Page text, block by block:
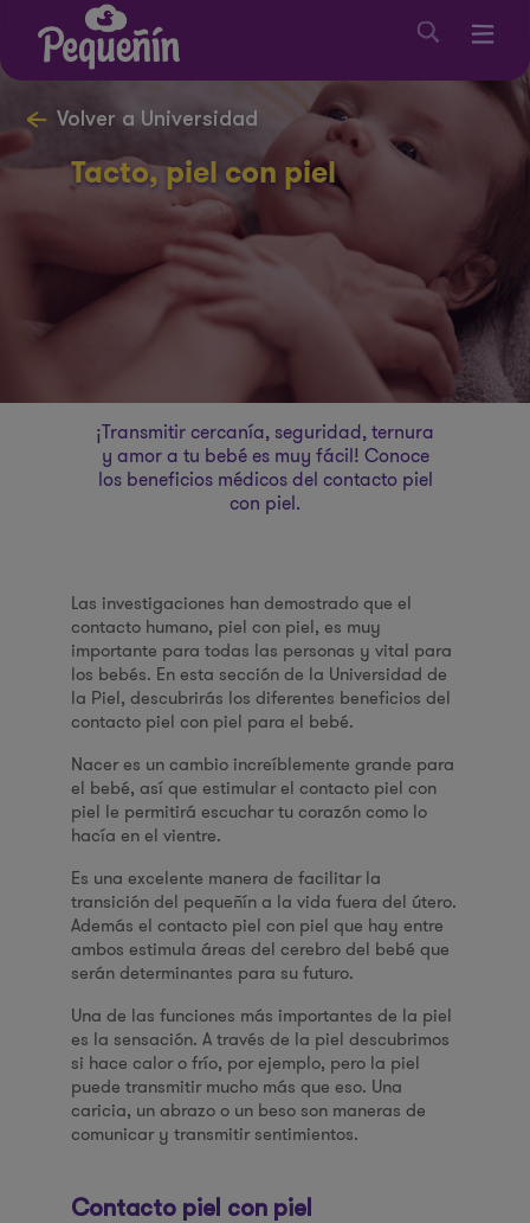
Volver a Universidad
Tacto, piel con piel
¡Transmitir cercanía, seguridad, ternura
y amor a tu bebé es muy fácil! Conoce
los beneficios médicos del contacto piel
con piel.
Las investigaciones han demostrado que el
contacto humano, piel con piel, es muy
importante para todas las personas y vital para
los bebés. En esta sección de la Universidad de
la Piel, descubrirás los diferentes beneficios del
contacto piel con piel para el bebé.
Nacer es un cambio increíblemente grande para
el bebé, así que estimular el contacto piel con
piel le permitirá escuchar tu corazón como lo
hacía en el vientre.
Es una excelente manera de facilitar la
transición del pequeñín a la vida fuera del útero.
Además el contacto piel con piel que hay entre
ambos estimula áreas del cerebro del bebé que
serán determinantes para su futuro.
Una de las funciones más importantes de la piel
es la sensación. A través de la piel descubrimos
si hace calor o frío, por ejemplo, pero la piel
puede transmitir mucho más que eso. Una
caricia, un abrazo o un beso son maneras de
comunicar y transmitir sentimientos.
Contacto piel con piel